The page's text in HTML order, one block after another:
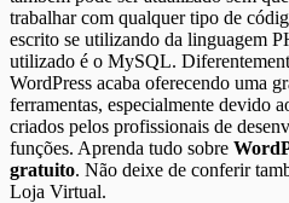
trabalhar com qualquer tipo de
escrito se utilizando da linguagem
utilizado é o MySQL.
WordPress acaba oferecendo uma
ferramentas, especialmente devido
criados pelos profissionais de
funções. Aprenda tudo sobre
gratuito. Não deixe de conferir
Loja Virtual.